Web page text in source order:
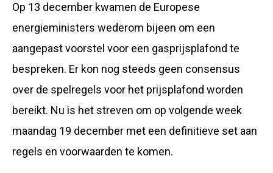
Op 13 december kwamen de Europese
energieministers wederom bijeen om een
aangepast voorstel voor een gasprijsplafond te
bespreken. Er kon nog steeds geen consensus
over de spelregels voor het prijsplafond worden
bereikt. Nu is het streven om op volgende week
maandag 19 december met een definitieve set aan
regels en voorwaarden te komen.